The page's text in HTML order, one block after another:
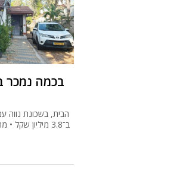
בכמה נמכר
הבית, בשכונת נווה
ב־3.8 מיליון